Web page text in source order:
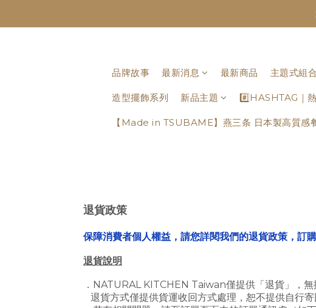
品牌故事 最新消息 最新商品 主題式組
造型擺飾系列 新品主題 #️⃣HASHTAG｜
【Made in TSUBAME】燕三条 日本製高質感
退貨政策
保障消費者個人權益，請您詳閱我們的退貨政策，訂
退貨說明
． NATURAL KITCHEN Taiwan僅提供「退貨」，無
退貨方式僅提供貨運收回方式處理，恕不提供自行寄